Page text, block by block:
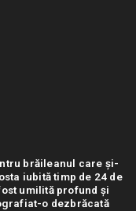
brăileanul care și-
iubită timp de 24 de
umilită profund și
o dezbrăcată